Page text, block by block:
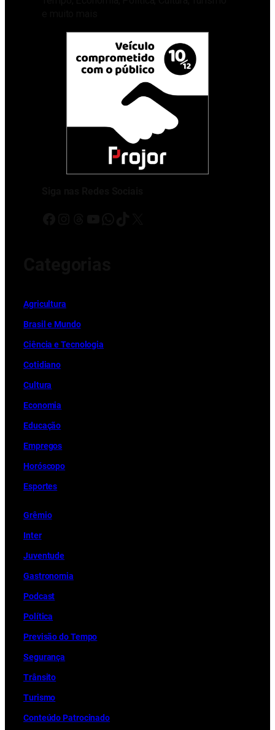
Agricultura
Brasil e Mundo
Ciência e Tecnologia
Cotidiano
Cultura
Economia
Educação
Empregos
Horóscopo
Esportes
Grêmio
Inter
Juventude
Gastronomia
Podcast
Política
Previsão do Tempo
Segurança
Trânsito
Turismo
Conteúdo Patrocinado